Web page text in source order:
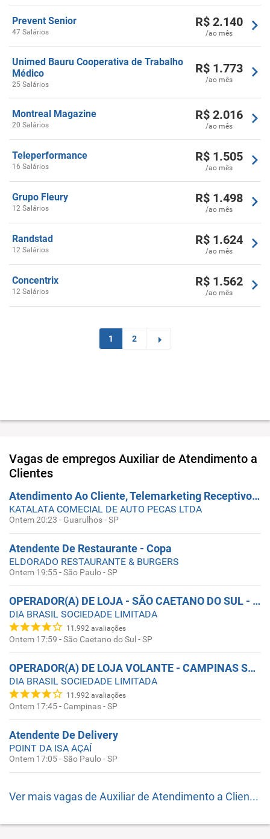
Prevent Senior
47 Salários
R$2.140
/ao mês
Unimed Bauru Cooperativa de Trabalho
Médico
25 Salários
R$1.773
/ao mês
Montreal Magazine
20 Salários
R$2.016
/ao mês
Teleperformance
16 Salários
R$1.505
/ao mês
Grupo Fleury
12 Salários
R$1.498
/ao mês
Randstad
12 Salários
R$1.624
/ao mês
Concentrix
12 Salários
R$1.562
/ao mês
1 2
Vagas de empregos Auxiliar de Atendimento a
Clientes
Atendimento Ao Cliente, Telemarketing Receptivo, Auxiliar Geral - Femin - Em Guarulhos
KATALATA COMECIAL DE AUTO PECAS LTDA
Ontem 20:23 - Guarulhos - SP
Atendente De Restaurante - Copa
ELDORADO RESTAURANTE & BURGERS
Ontem 19:55-São Paulo - SP
OPERADOR(A) DE LOJA - SÃO CAETANO DO SUL - ABC SP
DIA BRASIL SOCIEDADE LIMITADA
11.992 avaliações
Ontem 17:59 -São Caetano do Sul - SP
OPERADOR(A) DE LOJA VOLANTE - CAMPINAS SÃO PAULO
DIA BRASIL SOCIEDADE LIMITADA
11.992 avaliações
Ontem 17:45- Campinas - SP
Atendente De Delivery
POINT DA ISA AÇAÍ
Ontem 17:05-São Paulo - SP
Ver mais vagas de Auxiliar de Atendimento a Clientes